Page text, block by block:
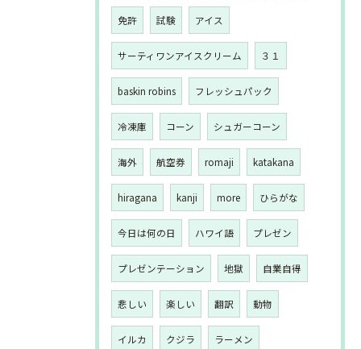
免許 試験 アイス
サーティワンアイスクリーム ３１
baskin robins フレッシュパック
冷凍庫 コーン シュガーコーン
海外 航空券 romaji katakana
hiragana kanji more ひらがな
今日は何の日 ハワイ語 プレゼン
プレゼンテーション 地獄 自業自得
悲しい 楽しい 翻訳 動物
イルカ クジラ ラーメン